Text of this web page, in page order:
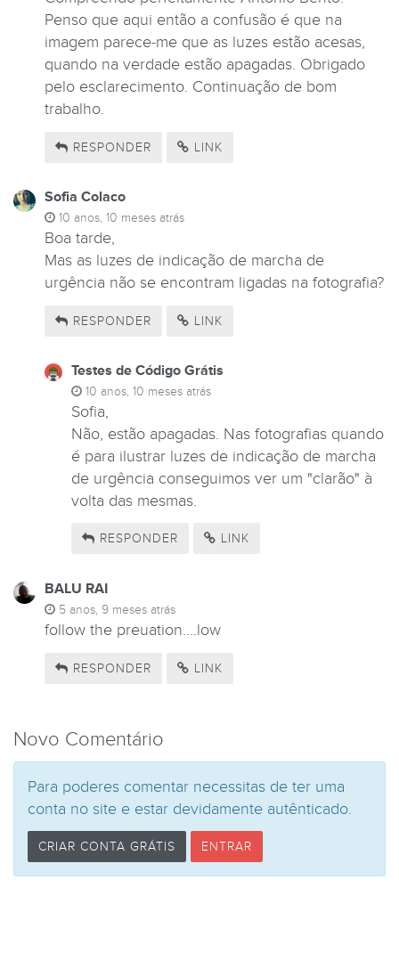
Penso que aqui então a confusão é que na
imagem parece-me que as luzes estão acesas,
quando na verdade estão apagadas. Obrigado
pelo esclarecimento. Continuação de bom
trabalho.
RESPONDER LINK
Sofia Colaco
10 anos, 10 meses atrás
Boa tarde,
Mas as luzes de indicação de marcha de
urgência não se encontram ligadas na fotografia?
RESPONDER LINK
Testes de Código Grátis
10 anos, 10 meses atrás
Sofia,
Não, estão apagadas. Nas fotografias quando
é para ilustrar luzes de indicação de marcha
de urgência conseguimos ver um "clarão" à
volta das mesmas.
RESPONDER LINK
BALU RAI
5 anos, 9 meses atrás
follow the preuation....low
RESPONDER LINK
Novo Comentário
Para poderes comentar necessitas de ter uma
conta no site e estar devidamente autênticado.
CRIAR CONTA GRÁTIS ENTRAR